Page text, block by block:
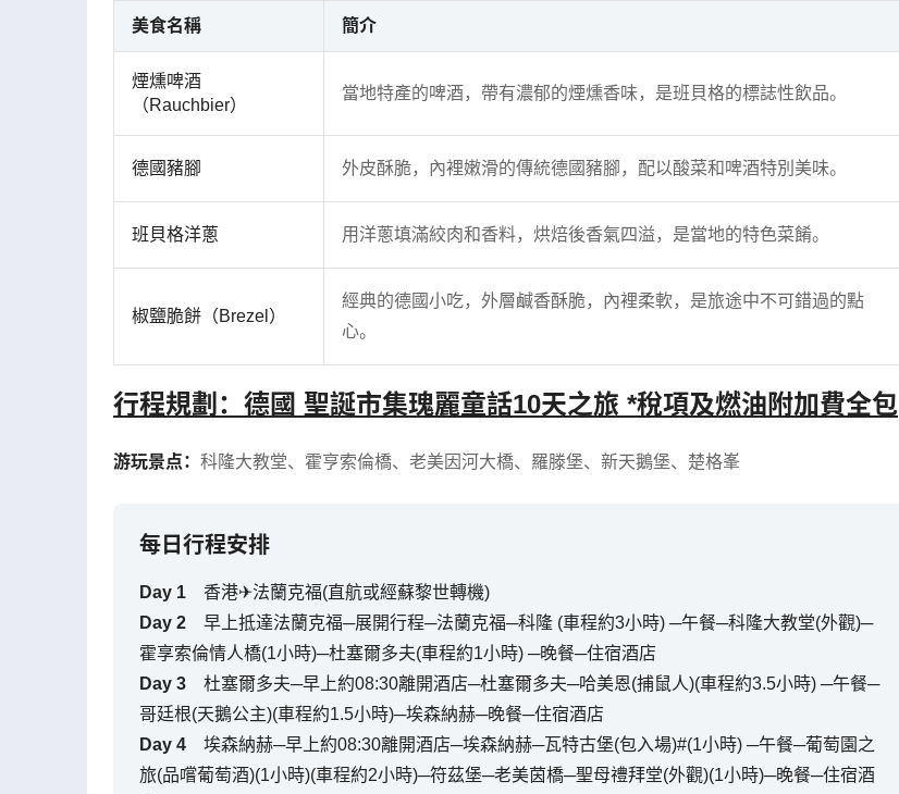
美食名稱 簡介
煙燻啤酒
（Rauchbier）
當地特產的啤酒，帶有濃郁的煙燻香味，是班貝格的標誌性飲品。
德國豬腳 外皮酥脆，內裡嫩滑的傳統德國豬腳，配以酸菜和啤酒特別美味。
班貝格洋蔥 用洋蔥填滿絞肉和香料，烘焙後香氣四溢，是當地的特色菜餚。
椒鹽脆餅（Brezel）
經典的德國小吃，外層鹹香酥脆，內裡柔軟，是旅途中不可錯過的點
心。
行程規劃：德國 聖誕市集瑰麗童話10天之旅 *稅項及燃油附加費全包
游玩景点： 科隆大教堂、 霍亨索倫橋、 老美因河大橋、 羅滕堡、 新天鵝堡、 楚格峯
每日行程安排
Day 1
香港✈法蘭克福(直航或經蘇黎世轉機)
Day 2
早上抵達法蘭克福─展開行程─法蘭克福─科隆 (車程約3小時) ─午餐─科隆大教堂(外觀)─
霍享索倫情人橋(1小時)─杜塞爾多夫(車程約1小時) ─晚餐─住宿酒店
Day 3
杜塞爾多夫─早上約08:30離開酒店─杜塞爾多夫─哈美恩(捕鼠人)(車程約3.5小時) ─午餐─
哥廷根(天鵝公主)(車程約1.5小時)─埃森納赫─晚餐─住宿酒店
Day 4
埃森納赫─早上約08:30離開酒店─埃森納赫─瓦特古堡(包入場)#(1小時) ─午餐─葡萄園之
旅(品嚐葡萄酒)(1小時)(車程約2小時)─符茲堡─老美茵橋─聖母禮拜堂(外觀)(1小時)─晚餐─住宿酒